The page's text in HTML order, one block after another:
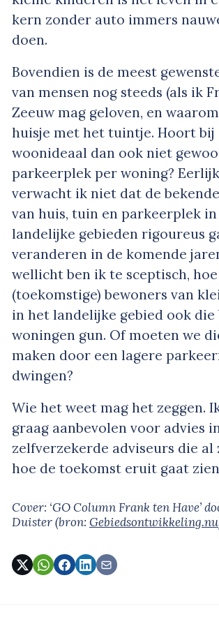
kern zonder auto immers
doen.
Bovendien is de meest
van mensen nog steeds (als ik
Zeeuw mag geloven, en
huisje met het tuintje. Hoort bij
woonideaal dan ook niet
parkeerplek per woning?
verwacht ik niet dat de
van huis, tuin en parkeerplek
landelijke gebieden rigoureus
veranderen in de komende
wellicht ben ik te sceptisch,
(toekomstige) bewoners van
in het landelijke gebied ook die
woningen gun. Of moeten we
maken door een lagere
dwingen?
Wie het weet mag het zeggen.
graag aanbevolen voor advies
zelfverzekerde adviseurs die al
hoe de toekomst eruit gaat
Cover: ‘GO Column Frank ten Have’
Duister(bron: Gebiedsontwikkeling.nu